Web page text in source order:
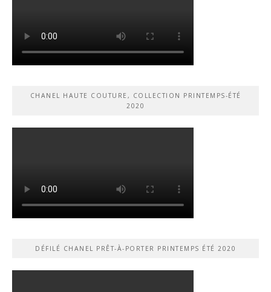
CHANEL HAUTE COUTURE, COLLECTION PRINTEMPS-ÉTÉ
2020
DÉFILÉ CHANEL PRÊT-À-PORTER PRINTEMPS ÉTÉ 2020